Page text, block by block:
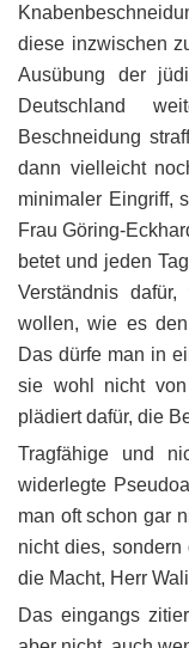
diese inzwischen
Ausübung der
Deutschland
Beschneidung
dann vielleicht
minimaler Eingriff,
Frau Göring-
betet und jeden
Verständnis
wollen, wie es
Das dürfe man in
sie wohl nicht
plädiert dafür, die
Tragfähige und
widerlegte
man oft schon gar
nicht dies,
die Macht, Herr
Das eingangs